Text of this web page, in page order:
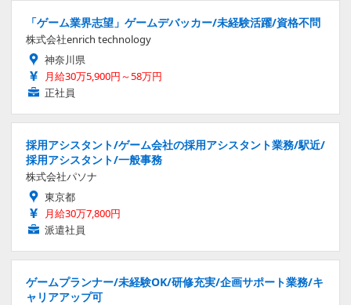
「ゲーム業界志望」ゲームデバッカー/未経験活躍/資格不問
株式会社enrich technology
神奈川県
月給30万5,900円～58万円
正社員
採用アシスタント/ゲーム会社の採用アシスタント業務/駅近/
採用アシスタント/一般事務
株式会社パソナ
東京都
月給30万7,800円
派遣社員
ゲームプランナー/未経験OK/研修充実/企画サポート業務/キ
ャリアアップ可